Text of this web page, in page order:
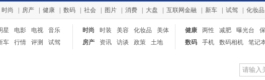
时尚 房产 健康 数码 社会 图片 消费 大盘 互联网金融 新车 试驾 化妆品
星 电影 电视
音乐
车 行情 评测 试驾
时尚 时装 美容 化妆品
美体
房产
资讯 访谈 政策 土地
健康 两性 减肥 曝光台
数码
手机 数码相机
笔记